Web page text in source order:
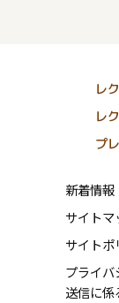
レ
レ
プ
新着情報
サイトマ
サイトポ
プライ
送信に係